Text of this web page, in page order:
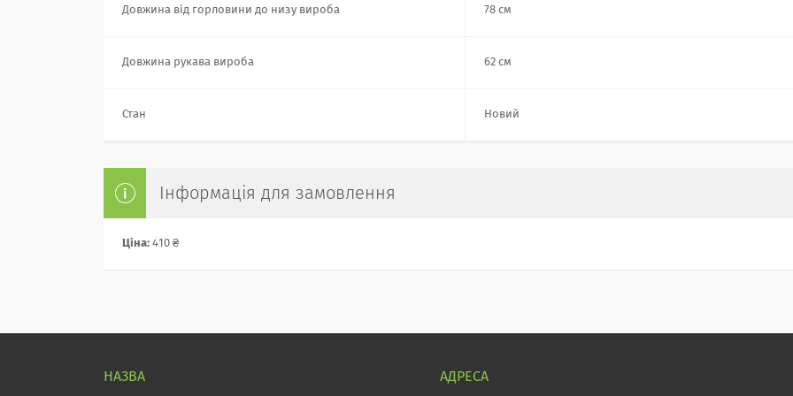
Довжина від горловини до низу вироба 78 см
Довжина рукава вироба 62 см
Стан Новий
Інформація для замовлення
Ціна: 410 ₴